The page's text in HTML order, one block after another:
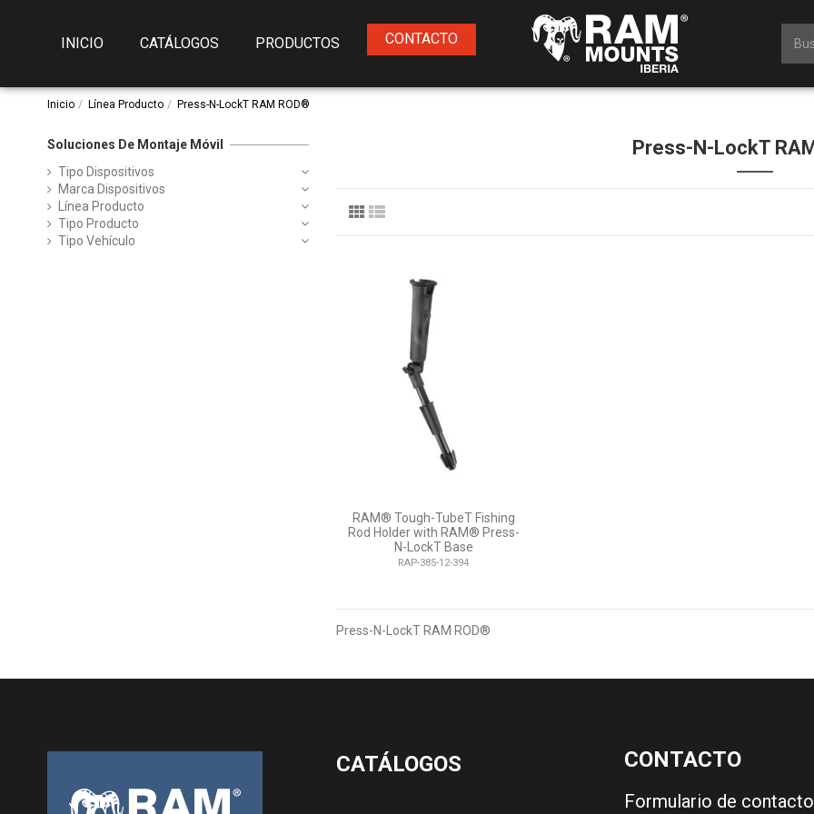
INICIO CATÁLOGOS PRODUCTOS CONTACTO
Inicio Línea Producto Press-N-LockT RAM ROD®
Press-N-LockT
RAM® Tough-TubeT Fishing
Rod Holder with RAM® Press-
N-LockT Base
RAP-385-12-394
Press-N-LockT RAM ROD®
Soluciones De Montaje Móvil
Tipo Dispositivos
Marca Dispositivos
Línea Producto
Tipo Producto
Tipo Vehículo
CATÁLOGOS CONTACTO
Formulario de contacto